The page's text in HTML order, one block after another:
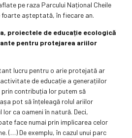
pe raza Parcului Național Cheile
foarte așteptată, în fiecare an.
proiectele de educație ecologică
pentru protejarea ariilor
lucru pentru o arie protejată ar
de educație a generațiilor
contribuția lor putem să
pot să înțeleagă rolul ariilor
ca oameni în natură. Deci,
face numai prin implicarea celor
(…) De exemplu, în cazul unui parc